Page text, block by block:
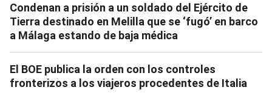
Condenan a prisión a un soldado del Ejército de
Tierra destinado en Melilla que se ‘fugó’ en barco
a Málaga estando de baja médica
El BOE publica la orden con los controles
fronterizos a los viajeros procedentes de Italia